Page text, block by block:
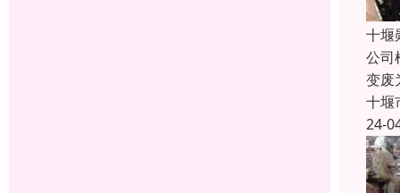
十堰
公司
变废
十堰
24-